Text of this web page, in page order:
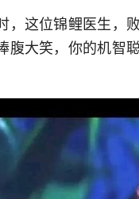
，这位锦鲤医生，
腹大笑，你的机智